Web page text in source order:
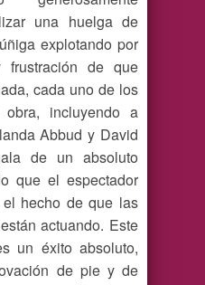
una huelga de
explotando por
frustración de que
cada uno de los
incluyendo a
Abbud y David
de un absoluto
que el espectador
hecho de que las
actuando. Este
un éxito absoluto,
de pie y de